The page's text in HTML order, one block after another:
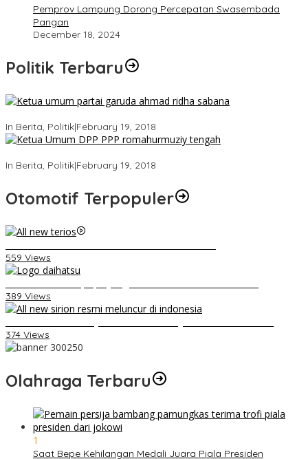
Pemprov Lampung Dorong Percepatan Swasembada
Pangan
December 18, 2024
Politik Terbaru
In Berita, Politik|February 19, 2018
In Berita, Politik|February 19, 2018
Otomotif Terpopuler
559 Views
389 Views
374 Views
Olahraga Terbaru
1
Saat Bepe Kehilangan Medali Juara Piala Presiden